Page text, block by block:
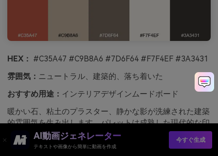
HEX： #C35A47 #C9B8A6 #7D6F64 #F7F4EF #3A3431
雰囲気： ニュートラル、建築的、落ち着いた
おすすめ用途： インテリアデザインムードボード
暖かい石、粘土のプラスター、静かな影が洗練された建築
的雰囲気を生み出します。パレットは成熟した現代的な印
象を持ち、特に赤が背景色ではなく素材のアクセントとし
て扱われる時に際立ちます。リネン、オーク、マットなセ
AI動画ジェネレーター
テキストや画像から簡単に動画を作成
今すぐ生成